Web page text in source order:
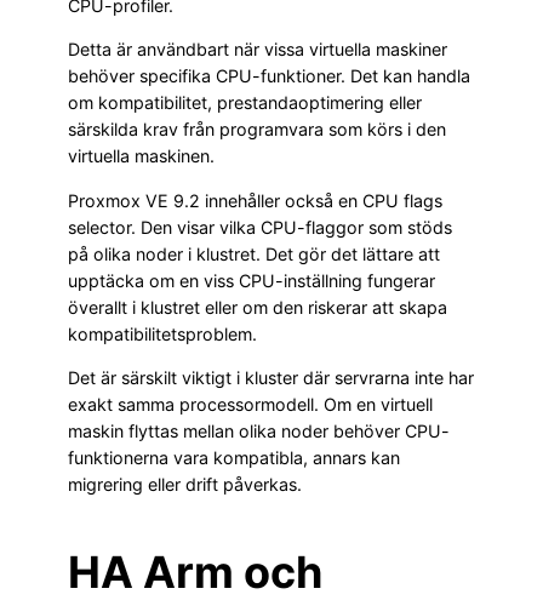
CPU-profiler.
Detta är användbart när vissa virtuella maskiner
behöver specifika CPU-funktioner. Det kan handla
om kompatibilitet, prestandaoptimering eller
särskilda krav från programvara som körs i den
virtuella maskinen.
Proxmox VE 9.2 innehåller också en CPU flags
selector. Den visar vilka CPU-flaggor som stöds
på olika noder i klustret. Det gör det lättare att
upptäcka om en viss CPU-inställning fungerar
överallt i klustret eller om den riskerar att skapa
kompatibilitetsproblem.
Det är särskilt viktigt i kluster där servrarna inte har
exakt samma processormodell. Om en virtuell
maskin flyttas mellan olika noder behöver CPU-
funktionerna vara kompatibla, annars kan
migrering eller drift påverkas.
HA Arm och